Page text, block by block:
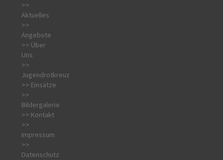
>>
Aktuelles
>>
Angebote
>> Über
Uns
>>
Jugendrotkreuz
>> Einsätze
>>
Bildergalerie
>> Kontakt
>>
Impressum
>>
Datenschutz